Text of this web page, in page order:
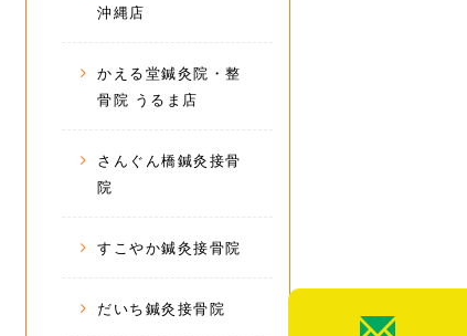
沖縄店
かえる堂鍼灸院・整
骨院 うるま店
さんぐん橋鍼灸接骨
院
すこやか鍼灸接骨院
だいち鍼灸接骨院